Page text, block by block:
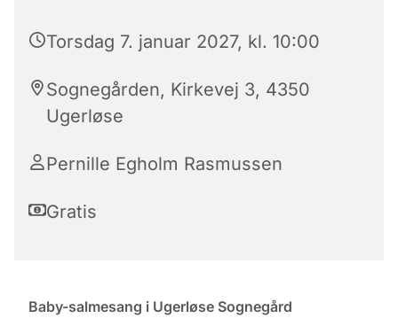
Torsdag 7. januar 2027, kl. 10:00
Sognegården, Kirkevej 3, 4350
Ugerløse
Pernille Egholm Rasmussen
Gratis
Baby-salmesang i Ugerløse Sognegård